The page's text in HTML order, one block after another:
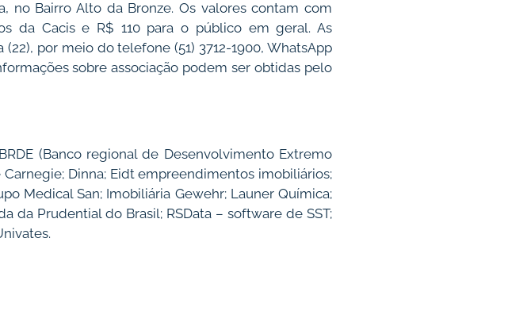
no Bairro Alto da Bronze. Os valores contam com
da Cacis e R$ 110 para o público em geral. As
por meio do telefone (51) 3712-1900, WhatsApp
sobre associação podem ser obtidas pelo
(Banco regional de Desenvolvimento Extremo
Dinna; Eidt empreendimentos imobiliários;
Medical San; Imobiliária Gewehr; Launer Química;
da Prudential do Brasil; RSData – software de SST;